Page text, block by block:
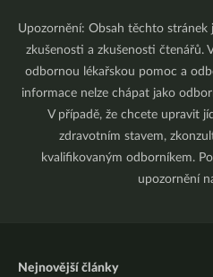
Upozornění: Obsah těchto
zkušenosti a zkušenosti čtenářů.
odbornou lékařskou pomoc a
informace nelze chápat jako
V případě, že chcete upravit
zdravotním stavem,
kvalifikovaným odborníkem.
upozornění
Nejnovější články